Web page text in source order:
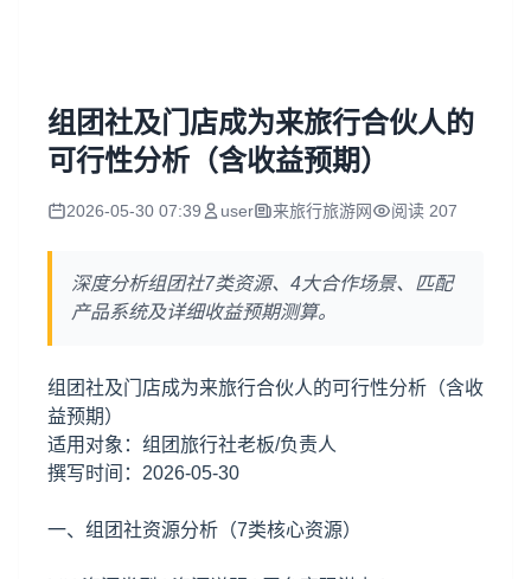
组团社及门店成为来旅行合伙人的
可行性分析（含收益预期）
2026-05-30 07:39 user 来旅行旅游网 阅读 207
深度分析组团社7类资源、4大合作场景、匹配
产品系统及详细收益预期测算。
组团社及门店成为来旅行合伙人的可行性分析（含收
益预期）
适用对象：组团旅行社老板/负责人
撰写时间：2026-05-30
一、组团社资源分析（7类核心资源）